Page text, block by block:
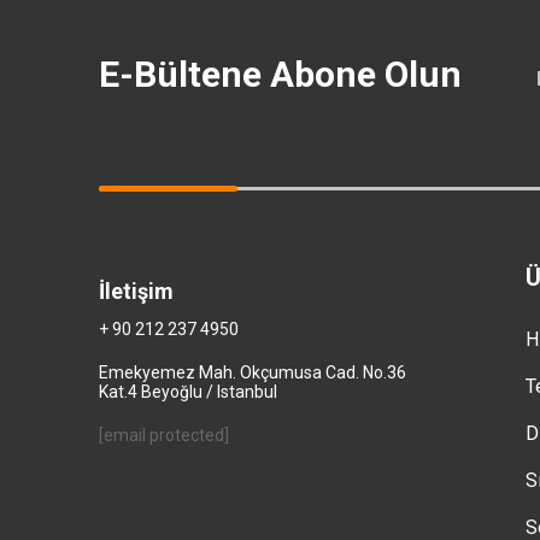
E-Bültene Abone Olun
İletişim
+ 90 212 237 4950
Emekyemez Mah. Okçumusa Cad. No.36
Kat.4 Beyoğlu / Istanbul
[email protected]